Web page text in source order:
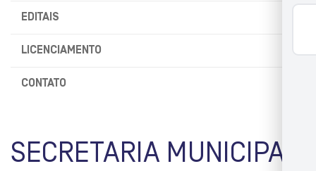
EDITAIS
LICENCIAMENTO
CONTATO
SECRETARIA MUNICIPAL